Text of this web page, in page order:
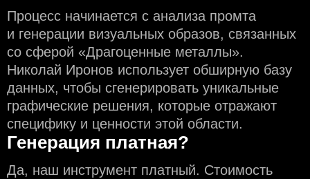
Процесс начинается с анализа промта
и генерации визуальных образов, связанных
со сферой «Драгоценные металлы».
Николай Иронов использует обширную базу
данных, чтобы сгенерировать уникальные
графические решения, которые отражают
специфику и ценности этой области.
Генерация платная?
Да, наш инструмент платный. Стоимость